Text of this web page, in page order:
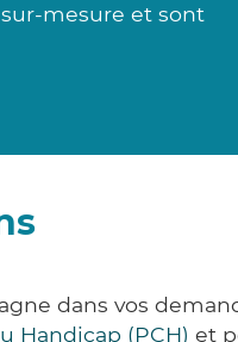
mesure et sont
dans vos
Handicap (PCH) et